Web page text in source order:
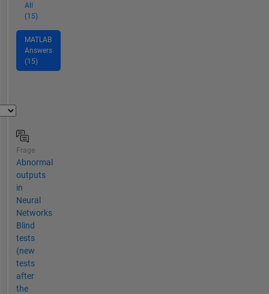
All
(15)
MATLAB
Answers
(15)
Frage
Abnormal
outputs
in
Neural
Networks
Blind
tests
(new
tests
after
the